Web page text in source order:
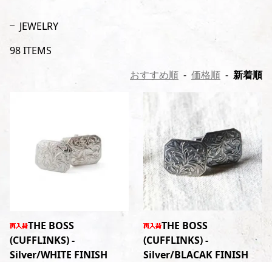
JEWELRY
98 ITEMS
おすすめ順 - 価格順 - 新着順
THE BOSS
(CUFFLINKS) -
Silver/WHITE FINISH
THE BOSS
(CUFFLINKS) -
Silver/BLACAK FINISH